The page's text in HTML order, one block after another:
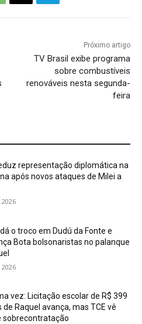
Próximo artigo
TV Brasil exibe programa
sobre combustíveis
renováveis nesta segunda-
feira
representação diplomática na
após novos ataques de Milei a
o troco em Dudú da Fonte e
Bota bolsonaristas no palanque
vez: Licitação escolar de R$ 399
de Raquel avança, mas TCE vê
sobrecontratação